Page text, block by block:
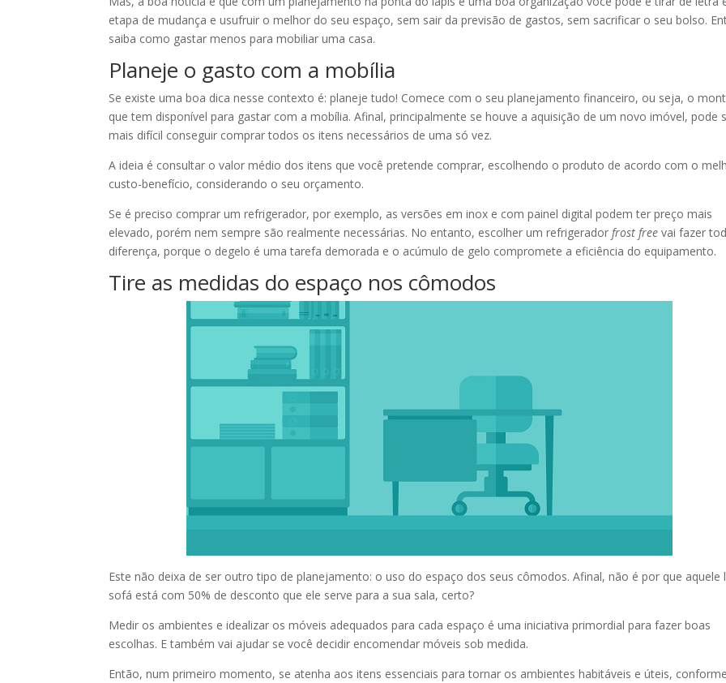
etapa de mudança e usufruir o melhor do seu espaço, sem sair da previsão de gastos, sem sacrificar o seu bolso.
saiba como gastar menos para mobiliar uma casa.
Planeje o gasto com a mobília
Se existe uma boa dica nesse contexto é: planeje tudo! Comece com o seu planejamento financeiro, ou seja, o
que tem disponível para gastar com a mobília. Afinal, principalmente se houve a aquisição de um novo imóvel, pode
mais difícil conseguir comprar todos os itens necessários de uma só vez.
A ideia é consultar o valor médio dos itens que você pretende comprar, escolhendo o produto de acordo com o
custo-benefício, considerando o seu orçamento.
Se é preciso comprar um refrigerador, por exemplo, as versões em inox e com painel digital podem ter preço mais
elevado, porém nem sempre são realmente necessárias. No entanto, escolher um refrigeradorfrost free vai fazer
diferença, porque o degelo é uma tarefa demorada e o acúmulo de gelo compromete a eficiência do equipamento.
Tire as medidas do espaço nos cômodos
Este não deixa de ser outro tipo de planejamento: o uso do espaço dos seus cômodos. Afinal, não é por que aquele
sofá está com 50% de desconto que ele serve para a sua sala, certo?
Medir os ambientes e idealizar os móveis adequados para cada espaço é uma iniciativa primordial para fazer boas
escolhas. E também vai ajudar se você decidir encomendar móveis sob medida.
Então, num primeiro momento, se atenha aos itens essenciais para tornar os ambientes habitáveis e úteis,